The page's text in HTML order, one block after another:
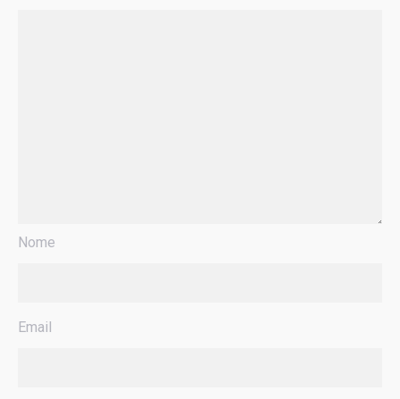
Nome
Email